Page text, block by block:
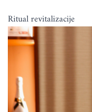
Ritual revitalizacije